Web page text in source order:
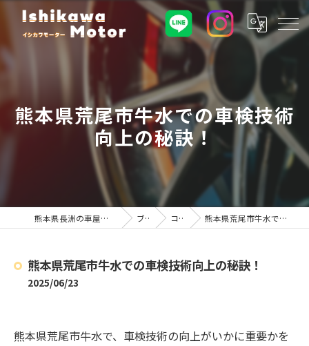
熊本県荒尾市牛水での車検技術
向上の秘訣！
熊本県長洲の車屋ならイシカワモーター ブログ コラム 熊本県荒尾市牛水での車検技術向上の秘訣！
熊本県荒尾市牛水での車検技術向上の秘訣！
2025/06/23
熊本県荒尾市牛水で、車検技術の向上がいかに重要かを